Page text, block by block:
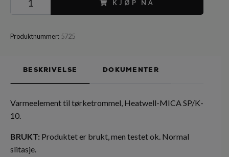
KJØP NÅ
Produktnummer: 5725
BESKRIVELSE DOKUMENTER
Varmeelement til tørketrommel, Heatwell-MICA SP/K-
10.
BRUKT: Produktet er brukt, men testet ok. Normal
slitasje.